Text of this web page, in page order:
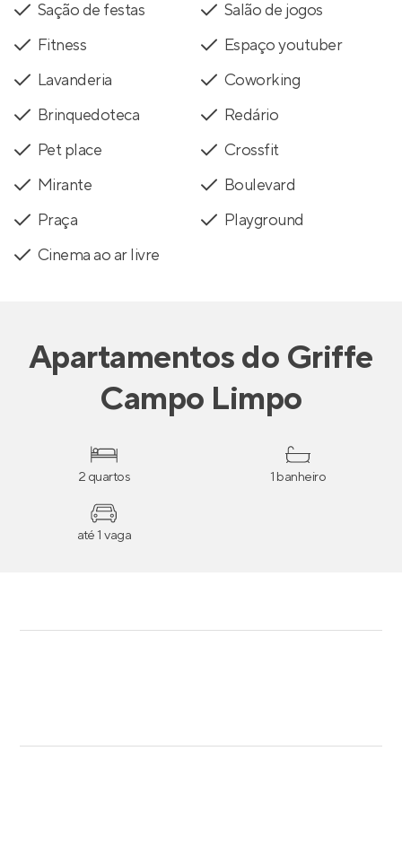
Sação de festas
Salão de jogos
Fitness
Espaço youtuber
Lavanderia
Coworking
Brinquedoteca
Redário
Pet place
Crossfit
Mirante
Boulevard
Praça
Playground
Cinema ao ar livre
Apartamentosdo Griffe
Campo Limpo
2 quartos 1 banheiro
até 1 vaga